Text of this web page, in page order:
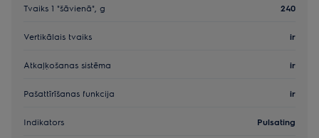
Tvaiks 1 "šāvienā", g 240
Vertikālais tvaiks ir
Atkaļķošanas sistēma ir
Pašattīrīšanas funkcija ir
Indikators Pulsating